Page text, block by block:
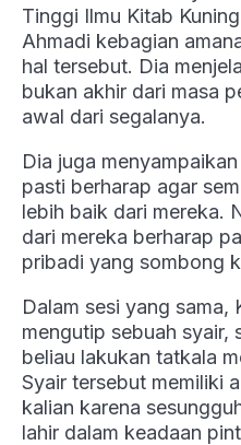
Tinggi Ilmu Kitab
Ahmadi kebagian
hal tersebut. Dia
bukan akhir dari masa
awal dari segalanya.
Dia juga
pasti berharap agar
lebih baik dari mereka.
dari mereka berharap
pribadi yang sombong
Dalam sesi yang sama,
mengutip sebuah syair,
beliau lakukan tatkala
Syair tersebut memiliki
kalian karena
lahir dalam keadaan